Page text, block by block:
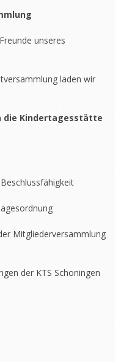
unseres
laden wir
die Kindertagesstätte
Mitgliederversammlung
der KTS Schoningen